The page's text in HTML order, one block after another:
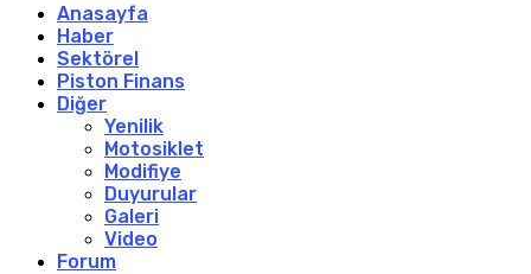
Anasayfa
Haber
Sektörel
Piston Finans
Diğer
Yenilik
Motosiklet
Modifiye
Duyurular
Galeri
Video
Forum